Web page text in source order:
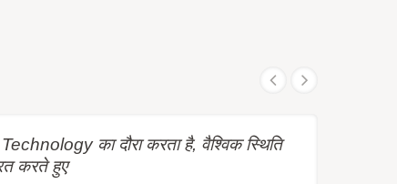
का दौरा करता है, वैश्विक स्थिति
करते हुए